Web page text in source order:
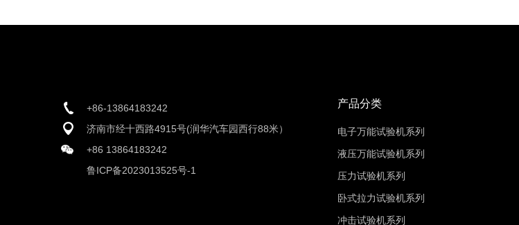
+86-13864183242
济南市经十西路4915号(润华汽车园西行88米）
+86 13864183242
鲁ICP备2023013525号-1
产品分类
电子万能试验机系列
液压万能试验机系列
压力试验机系列
卧式拉力试验机系列
冲击试验机系列